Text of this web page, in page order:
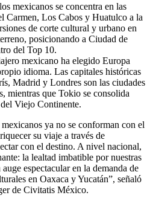
mexicanos se concentra en las
Carmen, Los Cabos y Huatulco a la
de corte cultural y urbano en
posicionando a Ciudad de
del Top 10.
mexicano ha elegido Europa
idioma. Las capitales históricas
Madrid y Londres son las ciudades
mientras que Tokio se consolida
Viejo Continente.
ya no se conforman con el
su viaje a través de
con el destino. A nivel nacional,
la lealtad imbatible por nuestras
espectacular en la demanda de
en Oaxaca y Yucatán”, señaló
de Civitatis México.